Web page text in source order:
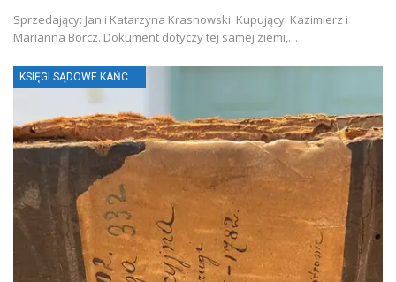
Sprzedający: Jan i Katarzyna Krasnowski. Kupujący: Kazimierz i
Marianna Borcz. Dokument dotyczy tej samej ziemi,…